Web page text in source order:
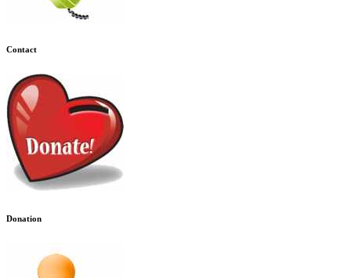
Contact
Donation